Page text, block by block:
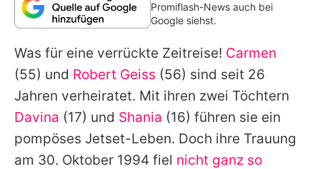
Redaktionelle Richtlinien
Impressum
Datenschutzerklärung
Nutzungsbedingungen
Utiq verwalten
Promiflash-News auch bei
Google siehst.
Was für eine verrückte Zeitreise! Carmen
(55) und Robert Geiss (56) sind seit 26
Jahren verheiratet. Mit ihren zwei Töchtern
Davina (17) und Shania (16) führen sie ein
pompöses Jetset-Leben. Doch ihre Trauung
am 30. Oktober 1994 fiel nicht ganz so